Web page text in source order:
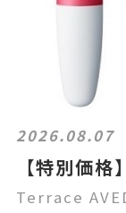
2026.08.07
【特別価
Terrace